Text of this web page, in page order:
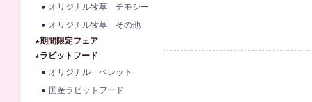
オリジナル牧草 チモシー
オリジナル牧草 その他
★期間限定フェア
★ラビットフード
オリジナル ペレット
国産ラビットフード